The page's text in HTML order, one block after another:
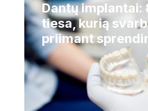
Dantų implantai:
tiesa, kurią
priimant